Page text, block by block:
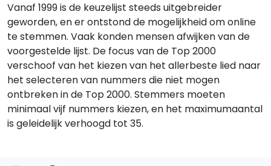
Vanaf 1999 is de keuzelijst steeds uitgebreider
geworden, en er ontstond de mogelijkheid om online
te stemmen. Vaak konden mensen afwijken van de
voorgestelde lijst. De focus van de Top 2000
verschoof van het kiezen van het allerbeste lied naar
het selecteren van nummers die niet mogen
ontbreken in de Top 2000. Stemmers moeten
minimaal vijf nummers kiezen, en het maximumaantal
is geleidelijk verhoogd tot 35.